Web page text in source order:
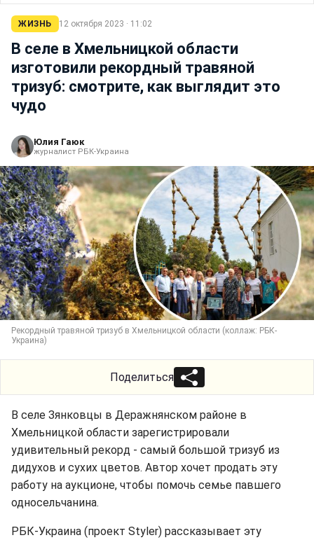
ЖИЗНЬ 12 октября 2023 · 11:02
В селе в Хмельницкой области
изготовили рекордный травяной
тризуб: смотрите, как выглядит это
чудо
Юлия Гаюк
журналист РБК-Украина
Рекордный травяной тризуб в Хмельницкой области (коллаж: РБК-
Украина)
Поделиться
В селе Зянковцы в Деражнянском районе в
Хмельницкой области зарегистрировали
удивительный рекорд - самый большой тризуб из
дидухов и сухих цветов. Автор хочет продать эту
работу на аукционе, чтобы помочь семье павшего
односельчанина.
РБК-Украина (проект Styler) рассказывает эту